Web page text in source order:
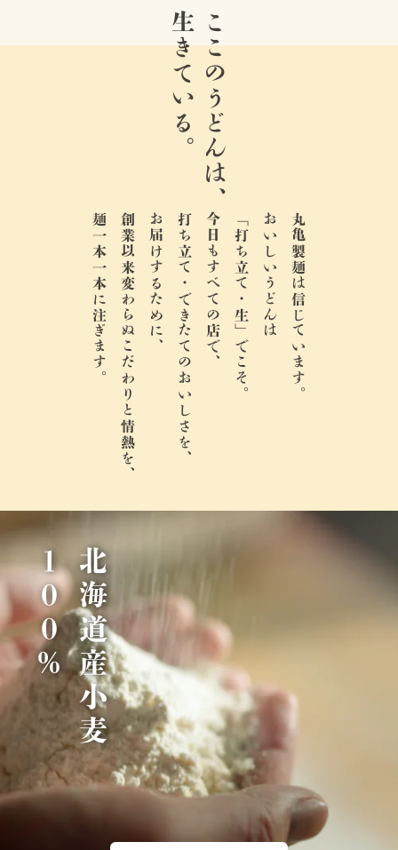
ここのうどんは、
生きている。
丸亀製麺は信じています。
おいしいうどんは
「打ち立て・生」でこそ。
今日もすべての店で、
打ち立て・できたてのおいしさを、
お届けするために、
創業以来変わらぬこだわりと情熱を、
麺一本一本に注ぎます。
北
海
道
産
小
麦
1
0
0
％